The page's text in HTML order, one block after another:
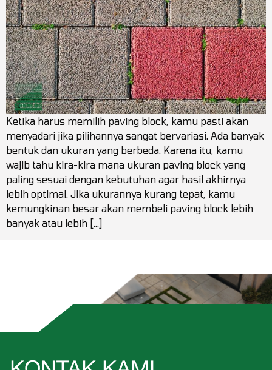
Ketika harus memilih paving block, kamu pasti akan
menyadari jika pilihannya sangat bervariasi. Ada banyak
bentuk dan ukuran yang berbeda. Karena itu, kamu
wajib tahu kira-kira mana ukuran paving block yang
paling sesuai dengan kebutuhan agar hasil akhirnya
lebih optimal. Jika ukurannya kurang tepat, kamu
kemungkinan besar akan membeli paving block lebih
banyak atau lebih […]